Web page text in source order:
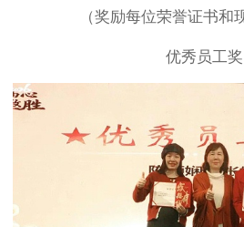
（奖励每位荣誉证书和
优秀员工奖